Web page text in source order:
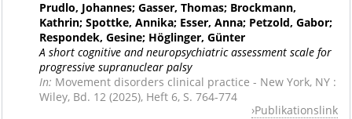
Prudlo, Johannes; Gasser, Thomas; Brockmann,
Kathrin; Spottke, Annika; Esser, Anna; Petzold, Gabor;
Respondek, Gesine; Höglinger, Günter
A short cognitive and neuropsychiatric assessment scale for
progressive supranuclear palsy
In: Movement disorders clinical practice - New York, NY :
Wiley, Bd. 12 (2025), Heft 6, S. 764-774
Publikationslink